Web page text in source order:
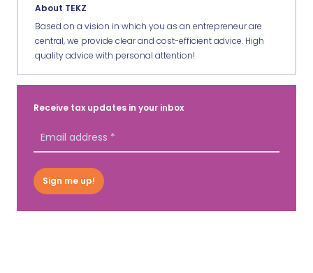
About TEKZ
Based on a vision in which you as an entrepreneur are
central, we provide clear and cost-efficient advice. High
quality advice with personal attention!
Receive tax updates in your inbox
Sign me up!